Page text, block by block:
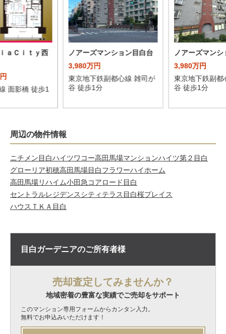
ａＣｉｔｙ西
面影橋 徒歩1
ノアーズマンション目白台
3,980万円
東京地下鉄副都心線 雑司が
谷 徒歩1分
ノアーズマンシ
3,980万円
東京地下鉄副都
谷 徒歩1分
周辺の物件情報
ニチメン目白ハイツワコー高田馬場マンションハイツ第２目白
グローリア初穂高田馬場目白フラワーハイホーム
高田馬場リハイム小田急コアロード目白
セントラルレジデンスシティテラス目白桜プレイス
ハウスＴＫＡ目白
目白ガーデニアのご所有者様
売却査定してみませんか？
地域密着の豊富な実績でご売却をサポート
このマンション専用フォームからカンタン入力。
無料でお申込みいただけます！